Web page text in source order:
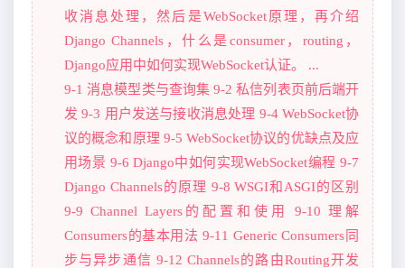
收消息处理，然后是WebSocket原理，再介绍
Django Channels，什么是consumer，routing，
Django应用中如何实现WebSocket认证。 ...
9-1 消息模型类与查询集 9-2 私信列表页前后端开
发 9-3 用户发送与接收消息处理 9-4 WebSocket协
议的概念和原理 9-5 WebSocket协议的优缺点及应
用场景 9-6 Django中如何实现WebSocket编程 9-7
Django Channels的原理 9-8 WSGI和ASGI的区别
9-9 Channel Layers的配置和使用 9-10 理解
Consumers的基本用法 9-11 Generic Consumers同
步与异步通信 9-12 Channels的路由Routing开发